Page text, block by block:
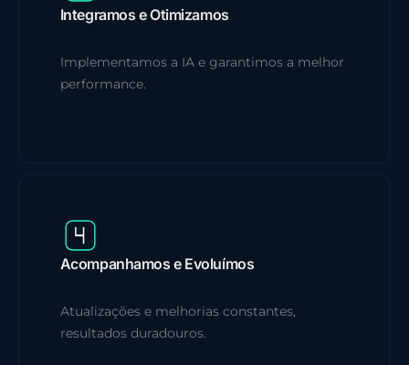
Integramos e Otimizamos
Implementamos a IA e garantimos a melhor
performance.
Acompanhamos e Evoluímos
Atualizações e melhorias constantes,
resultados duradouros.